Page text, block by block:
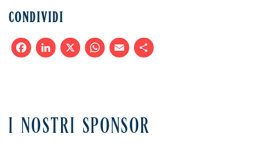
CONDIVIDI
I NOSTRI SPONSOR